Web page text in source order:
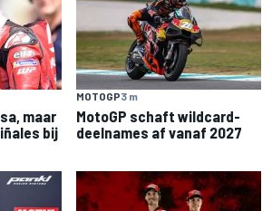
maar
bij
MOTOGP3 m
MotoGP schaft wildcard-
deelnames af vanaf 2027